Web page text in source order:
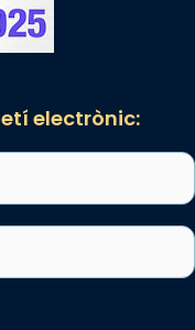
electrònic: